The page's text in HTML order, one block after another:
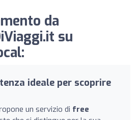
da
su
ideale per scoprire
un servizio di free